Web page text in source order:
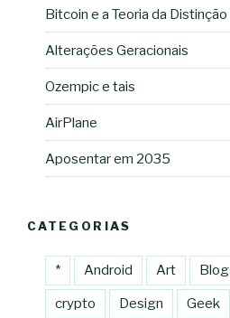
Bitcoin e a Teoria da Distinção
Alterações Geracionais
Ozempic e tais
AirPlane
Aposentar em 2035
CATEGORIAS
* Android Art Blog
crypto Design Geek